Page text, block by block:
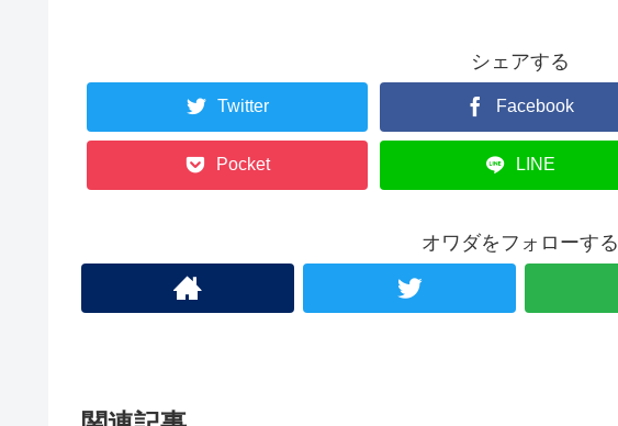
シェアする
Twitter Facebook
Pocket LINE
オワダをフォローする